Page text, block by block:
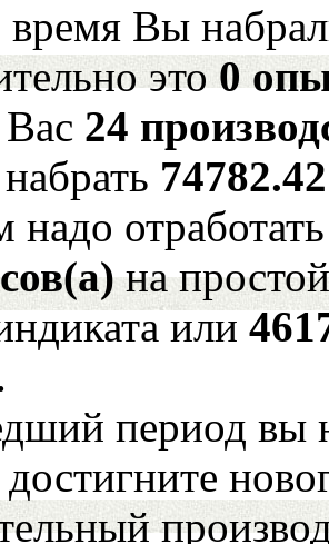
время Вы
это0
24
надо отработать
на
или
период вы